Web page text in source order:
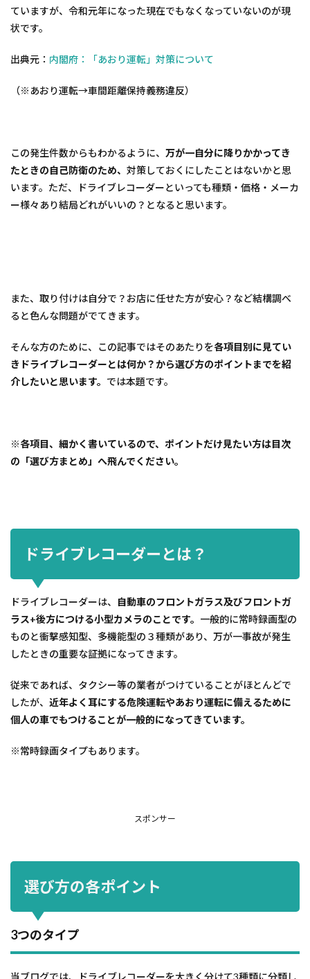
ていますが、令和元年になった現在でもなくなっていないのが現
状です。
出典元： 内閣府：「あおり運転」対策について
（※あおり運転→車間距離保持義務違反）
この発生件数からもわかるように、 万が一自分に降りかかってき
たときの自己防衛のため、 対策しておくにしたことはないかと思
います。ただ、ドライブレコーダーといっても種類・価格・メーカ
ー様々あり結局どれがいいの？となると思います。
また、取り付けは自分で？お店に任せた方が安心？など結構調べ
ると色んな問題がでてきます。
そんな方のために、この記事ではそのあたりを各項目別に見てい
きドライブレコーダーとは何か？から選び方のポイントまでを紹
介したいと思います。 では本題です。
※各項目、細かく書いているので、ポイントだけ見たい方は目次
の「選び方まとめ」へ飛んでください。
ドライブレコーダーとは？
ドライブレコーダーは、
自動車のフロントガラス及びフロントガ
ラス+後方につける小型カメラのことです。 一般的に常時録画型の
ものと衝撃感知型、多機能型の３種類があり、万が一事故が発生
したときの重要な証拠になってきます。
従来であれば、タクシー等の業者がつけていることがほとんどで
したが、 近年よく耳にする危険運転やあおり運転に備えるために
個人の車でもつけることが一般的になってきています。
※常時録画タイプもあります。
スポンサー
選び方の各ポイント
3つのタイプ
当ブログでは、ドライブレコーダーを大きく分けて3種類に分類し